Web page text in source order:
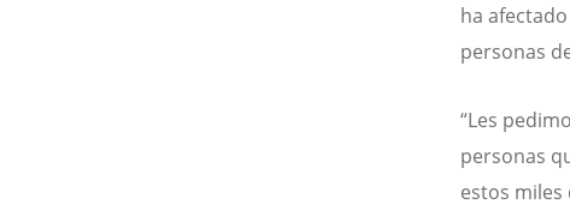
ha
personas
“Les
personas
estos miles